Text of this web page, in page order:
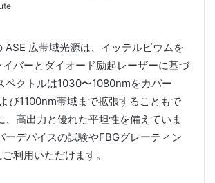
ASE 広帯域光源は、イッテルビウムを
イバーとダイオード励起レーザーに基づ
ペクトルは1030〜1080nmをカバー
び1100nm帯域まで拡張することもで
、高出力と優れた平坦性を備えていま
ーデバイスの試験やFBGグレーティン
利用いただけます。